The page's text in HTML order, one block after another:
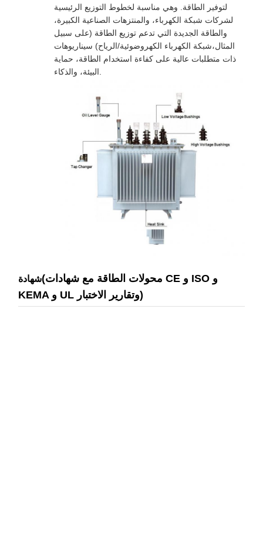
لتوفير الطاقة. وهي مناسبة لخطوط التوزيع الرئيسية
لشركات شبكة الكهرباء، والمنتزهات الصناعية الكبيرة،
والطاقة الجديدة التي تدعم توزيع الطاقة (على سبيل
المثال،شبكة الكهرباء الكهروضوئية/الرياح) سيناريوهات
ذات متطلبات عالية على كفاءة استخدام الطاقة، حماية
شهادة(محولات الطاقة مع شهادات CE و ISO و
KEMA و UL وتقارير الاختبار)